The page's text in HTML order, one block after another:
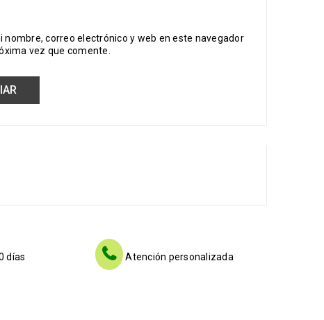
nombre, correo electrónico y web en este navegador
vez que comente.
días Atención personalizada